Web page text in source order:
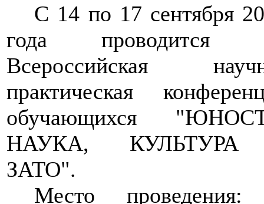
С 14 по 17 сентября
года проводится
Всероссийская
практическая
обучающихся
НАУКА,
ЗАТО".
Место